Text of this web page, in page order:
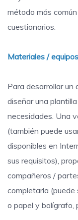
método más
cuestionarios.
Materiales /
Para desarrollar un
diseñar una
necesidades. Una
(también puede
disponibles en
sus requisitos),
compañeros /
completarla (puede
o papel y bolígrafo,